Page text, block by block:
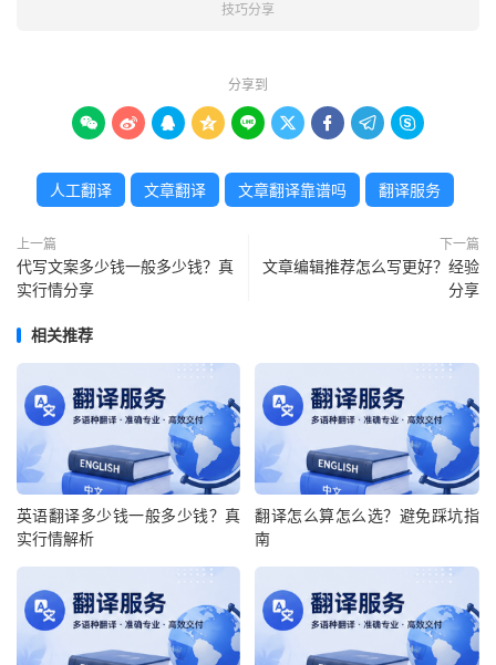
技巧分享
分享到
        
人工翻译 文章翻译 文章翻译靠谱吗 翻译服务
上一篇
代写文案多少钱一般多少钱？真
实行情分享
下一篇
文章编辑推荐怎么写更好？经验
分享
相关推荐
英语翻译多少钱一般多少钱？真
实行情解析
翻译怎么算怎么选？避免踩坑指
南